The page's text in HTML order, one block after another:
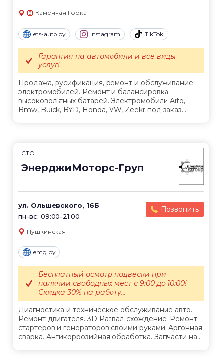
Каменная Горка
ets-auto.by Instagram TikTok
Продажа, русификация, ремонт и обслуживание
электромобилей. Ремонт и балансировка
высоковольтных батарей. Электромобили Aito,
Bmw, Buick, BYD, Honda, VW, Zeekr под заказ...
Гарантия на автомобили и все виды
услуг!
СТО
ЭнерджиМоторс-Груп
ул. Ольшевского, 16Б
пн-вс: 09:00-21:00
Позвонить
Пушкинская
emg.by
Диагностика и техническое обслуживание авто.
Ремонт двигателя. 3D Развал-схождение. Ремонт
стартеров и генераторов своими руками. Аргонная
сварка. Антикоррозийная обработка. Запчасти на...
Бесплатный осмотр подвески при
наличии свободных мест с 9:00 до 10:00!
Скидка 30% на работу...